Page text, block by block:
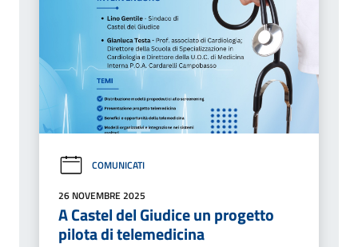
COMUNICATI
26 NOVEMBRE 2025
A Castel del Giudice un progetto
pilota di telemedicina